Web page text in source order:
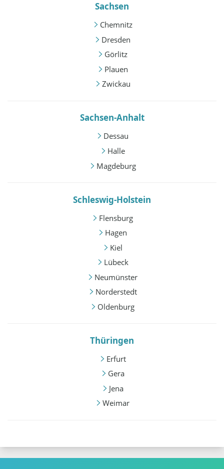
Sachsen
Chemnitz
Dresden
Görlitz
Plauen
Zwickau
Sachsen-Anhalt
Dessau
Halle
Magdeburg
Schleswig-Holstein
Flensburg
Hagen
Kiel
Lübeck
Neumünster
Norderstedt
Oldenburg
Thüringen
Erfurt
Gera
Jena
Weimar